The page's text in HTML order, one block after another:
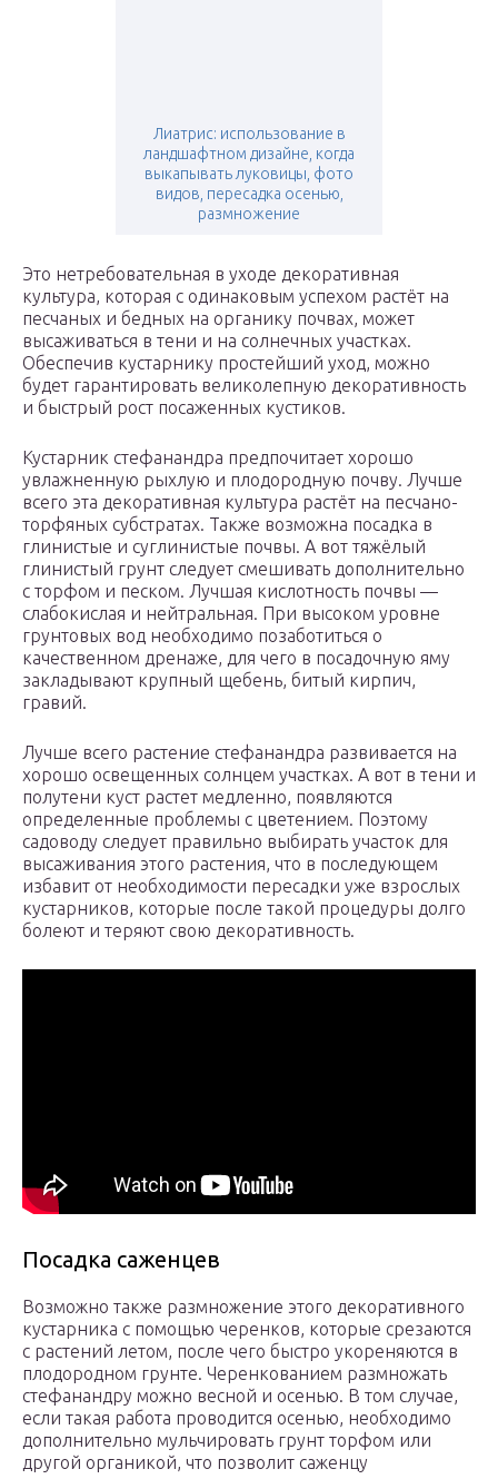
Лиатрис: использование в
ландшафтном дизайне, когда
выкапывать луковицы, фото
видов, пересадка осенью,
размножение
Это нетребовательная в уходе декоративная
культура, которая с одинаковым успехом растёт на
песчаных и бедных на органику почвах, может
высаживаться в тени и на солнечных участках.
Обеспечив кустарнику простейший уход, можно
будет гарантировать великолепную декоративность
и быстрый рост посаженных кустиков.
Кустарник стефанандра предпочитает хорошо
увлажненную рыхлую и плодородную почву. Лучше
всего эта декоративная культура растёт на песчано-
торфяных субстратах. Также возможна посадка в
глинистые и суглинистые почвы. А вот тяжёлый
глинистый грунт следует смешивать дополнительно
с торфом и песком. Лучшая кислотность почвы —
слабокислая и нейтральная. При высоком уровне
грунтовых вод необходимо позаботиться о
качественном дренаже, для чего в посадочную яму
закладывают крупный щебень, битый кирпич,
гравий.
Лучше всего растение стефанандра развивается на
хорошо освещенных солнцем участках. А вот в тени и
полутени куст растет медленно, появляются
определенные проблемы с цветением. Поэтому
садоводу следует правильно выбирать участок для
высаживания этого растения, что в последующем
избавит от необходимости пересадки уже взрослых
кустарников, которые после такой процедуры долго
болеют и теряют свою декоративность.
Посадка саженцев
Возможно также размножение этого декоративного
кустарника с помощью черенков, которые срезаются
с растений летом, после чего быстро укореняются в
плодородном грунте. Черенкованием размножать
стефанандру можно весной и осенью. В том случае,
если такая работа проводится осенью, необходимо
дополнительно мульчировать грунт торфом или
другой органикой, что позволит саженцу